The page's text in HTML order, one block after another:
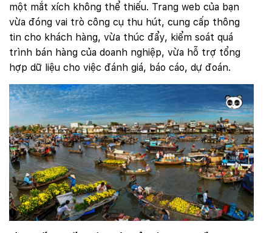
một mắt xích không thể thiếu. Trang web của bạn
vừa đóng vai trò công cụ thu hút, cung cấp thông
tin cho khách hàng, vừa thúc đẩy, kiểm soát quá
trình bán hàng của doanh nghiệp, vừa hỗ trợ tổng
hợp dữ liệu cho việc đánh giá, báo cáo, dự đoán.